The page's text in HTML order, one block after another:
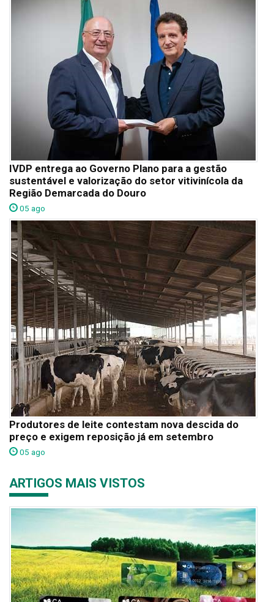
IVDP entrega ao Governo Plano para a gestão
sustentável e valorização do setor vitivinícola da
Região Demarcada do Douro
05 ago
Produtores de leite contestam nova descida do
preço e exigem reposição já em setembro
05 ago
ARTIGOS MAIS VISTOS